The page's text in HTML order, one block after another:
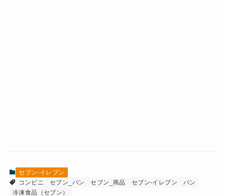
セブン-イレブン
コンビニ
セブン_パン セブン_商品 セブン-イレブン
パン
冷凍食品（セブン）